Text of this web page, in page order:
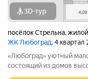
3D-тур
посёлок Стрельна,
ЖК Любоград, 4 квартал
«Любоград» уютный малоэтажный квартал комфорт-класса,
состоящий из домов